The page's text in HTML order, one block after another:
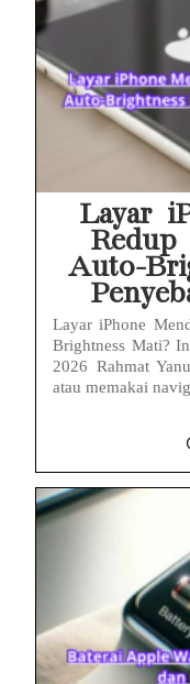
Layar
Redup
Auto-
Layar iPhone
Brightness Mati?
2026 Rahmat
atau memakai